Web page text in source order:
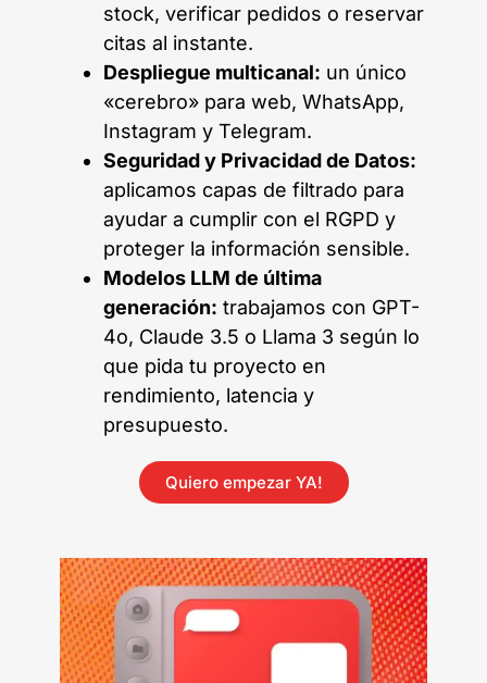
stock, verificar pedidos o reservar
citas al instante.
Despliegue multicanal: un único
«cerebro» para web, WhatsApp,
Instagram y Telegram.
Seguridad y Privacidad de Datos:
aplicamos capas de filtrado para
ayudar a cumplir con el RGPD y
proteger la información sensible.
Modelos LLM de última
generación: trabajamos con GPT-
4o, Claude 3.5 o Llama 3 según lo
que pida tu proyecto en
rendimiento, latencia y
presupuesto.
Quiero empezar YA!